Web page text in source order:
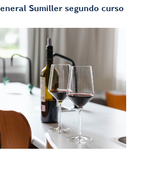
Sumiller segundo curso